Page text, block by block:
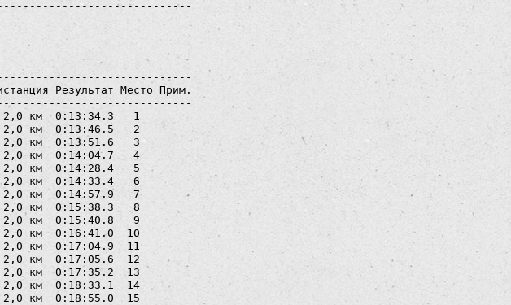
Результат Место Прим.
2,0 км  0:13:34.3   1
2,0 км  0:13:46.5   2
2,0 км  0:13:51.6   3
2,0 км  0:14:04.7   4
2,0 км  0:14:28.4   5
2,0 км  0:14:33.4   6
2,0 км  0:14:57.9   7
2,0 км  0:15:38.3   8
2,0 км  0:15:40.8   9
2,0 км  0:16:41.0  10
2,0 км  0:17:04.9  11
2,0 км  0:17:05.6  12
2,0 км  0:17:35.2  13
2,0 км  0:18:33.1  14
2,0 км  0:18:55.0  15